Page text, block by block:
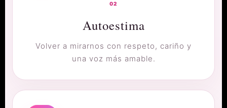
02
Autoestima
Volver a mirarnos con respeto, cariño y
una voz más amable.